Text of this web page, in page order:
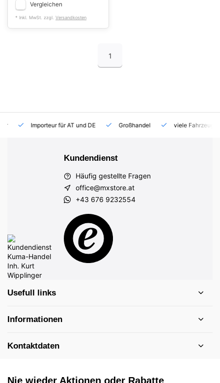
Vergleichen
* Inkl. MwSt. zzgl. Versandkosten
1
Importeur für AT und DE Großhandel viele Fahrzeuge auf
Kundendienst
Häufig gestellte Fragen
office@mxstore.at
+43 676 9232554
Usefull links
Informationen
Kontaktdaten
Nie wieder Aktionen oder Rabatte